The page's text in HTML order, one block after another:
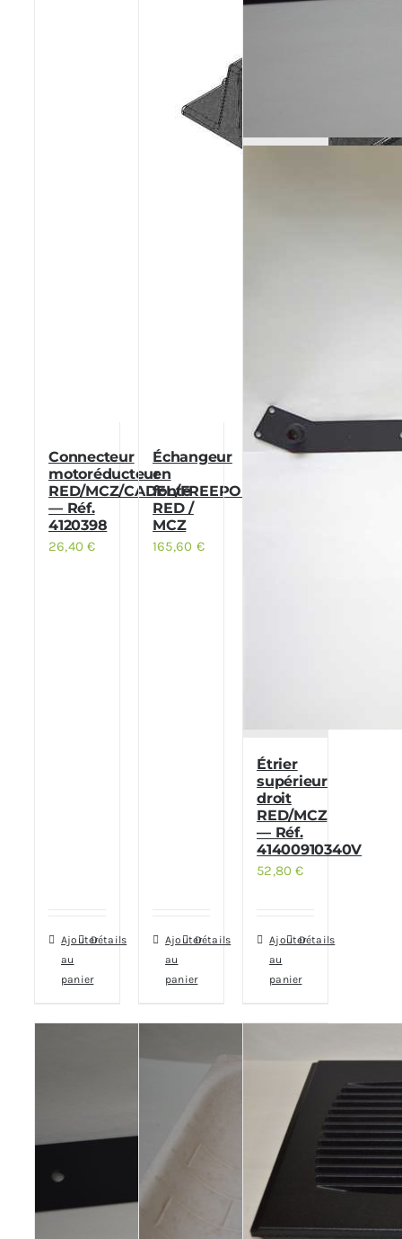
Connecteur
motoréducteur
RED/MCZ/CADEL/FREEPOINT
— Réf.
4120398
26,40€
Ajouter
au
panier
Détails
Échangeur
en
fonte
RED /
MCZ
165,60 €
Ajouter
au
panier
Détails
Étrier
supérieur
droit
RED/MCZ
— Réf.
41400910340V
52,80€
Ajouter
au
panier
Détails